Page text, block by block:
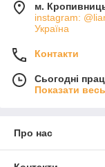
м.
instagram:
Україна
Контакти
Сьогодні
Показати
Про нас